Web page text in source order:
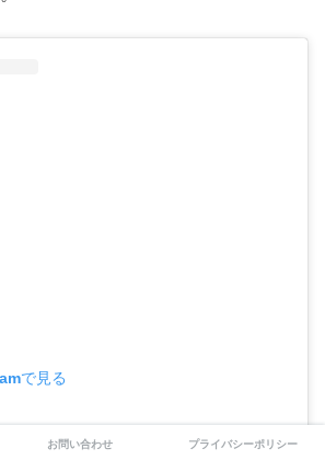
で見る
お問い合わせ プライバシーポリシー